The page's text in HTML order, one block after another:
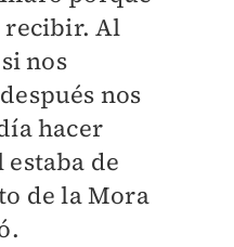
recibir. Al
nos
nos
hacer
de
de la Mora